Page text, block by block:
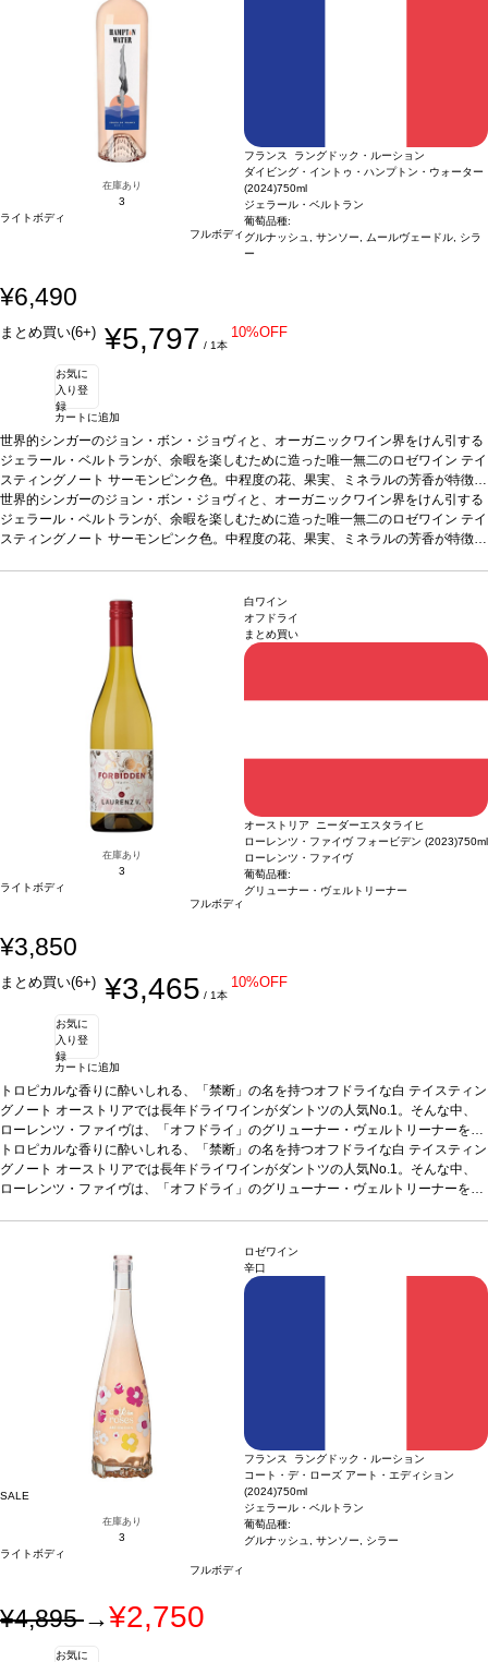
在庫あり
3
ライトボディ
フルボディ
フランス ラングドック・ルーション
ダイビング・イントゥ・ハンプトン・ウォーター
(2024)750ml
ジェラール・ベルトラン
葡萄品種:
グルナッシュ, サンソー, ムールヴェードル, シラ
ー
¥6,490
まとめ買い(6+) ¥5,797 / 1本
10%OFF
お気に
入り登
録
カートに追加
世界的シンガーのジョン・ボン・ジョヴィと、オーガニックワイン界をけん引する
ジェラール・ベルトランが、余暇を楽しむために造った唯一無二のロゼワイン テイ
スティングノート サーモンピンク色。中程度の花、果実、ミネラルの芳香が特徴
的。すっきりとしたテクスチャーを持ち、美しいミネラルとフレッシュで力強い味
わいが広がる。合う料理軽食、前菜、サラダ、シーフードなどと好相性葡萄品種
グルナッシュ、サンソー、ムールヴェードル、シラー*本ヴィンテージが在庫切れ
世界的シンガーのジョン・ボン・ジョヴィと、オーガニックワイン界をけん引する
ジェラール・ベルトランが、余暇を楽しむために造った唯一無二のロゼワイン テイ
スティングノート サーモンピンク色。中程度の花、果実、ミネラルの芳香が特徴
グルナッシュ、サンソー、ムールヴェードル、シラー
の場合、在庫があり価格が同様の場合は自動的に次のヴィンテージに変更されま
在庫あり
3
ライトボディ
フルボディ
白ワイン
オフドライ
まとめ買い
オーストリア ニーダーエスタライヒ
ローレンツ・ファイヴ フォービデン (2023)750ml
ローレンツ・ファイヴ
葡萄品種:
グリューナー・ヴェルトリーナー
¥3,850
まとめ買い(6+) ¥3,465 / 1本
10%OFF
お気に
入り登
録
カートに追加
トロピカルな香りに酔いしれる、「禁断」の名を持つオフドライな白 テイスティン
グノート オーストリアでは長年ドライワインがダントツの人気No.1。そんな中、
ローレンツ・ファイヴは、「オフドライ」のグリューナー・ヴェルトリーナーをリ
リース。たっぷりとした果実味を表し、しなやかな甘味を持ち魅力的。アルコール
度数11%、飲みやすく美味しいワインは、まさに「Forbidden 禁断の」な一本。
う料理エキゾチックなアジアン料理、スパイシーなカレーなどと好相性。仕事終わ
様の場合は自動的に次のヴィンテージに変更されます、ご了承ください。
トロピカルな香りに酔いしれる、「禁断」の名を持つオフドライな白 テイスティン
グノート オーストリアでは長年ドライワインがダントツの人気No.1。そんな中、
ローレンツ・ファイヴは、「オフドライ」のグリューナー・ヴェルトリーナーをリ
エキゾチックなアジアン料理、スパイシーなカレーなどと好相性。仕事終わ
りに、毎日でも愉しめるワイン。
葡萄品種グリューナー・ヴェルトリーナー 10
ヴィーガン認証
*本ヴィンテージが在庫切れの場合、在庫があり価格が同
様の場合は自動的に次のヴィンテージに変更されます、ご了承ください。
SALE
在庫あり
3
ライトボディ
フルボディ
ロゼワイン
辛口
フランス ラングドック・ルーション
コート・デ・ローズ アート・エディション
(2024)750ml
ジェラール・ベルトラン
葡萄品種:
グルナッシュ, サンソー, シラー
¥4,895→¥2,750
お気に